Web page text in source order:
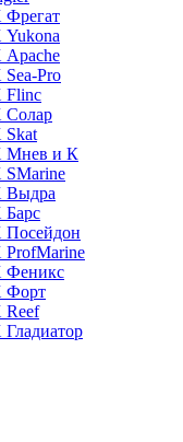
Pro
Flinc
Солар
Мнев и К
Выдра
Феникс
Форт